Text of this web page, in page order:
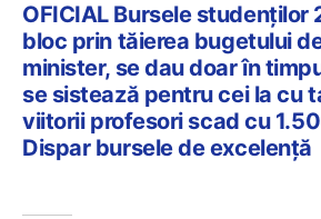
OFICIAL Bursele studenților
bloc prin tăierea bugetului
minister, se dau doar în
se sistează pentru cei la cu
viitorii profesori scad cu
Dispar bursele de excelență